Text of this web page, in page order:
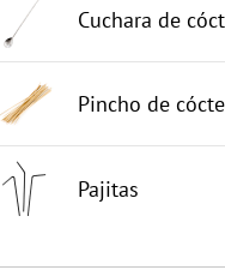
Cuchara de
Pincho de
Pajitas